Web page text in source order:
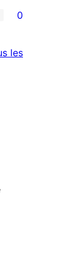
0
lesavis